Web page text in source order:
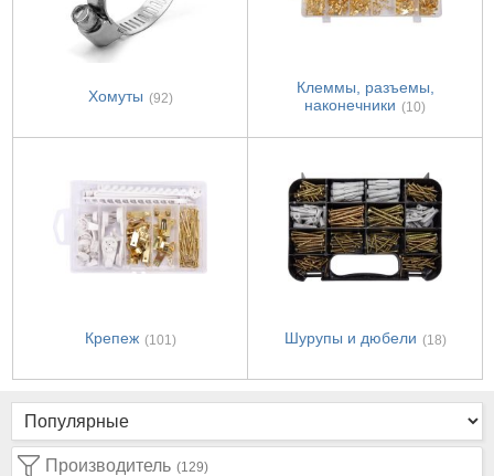
Хомуты (92)
Клеммы, разъемы,
наконечники (10)
Крепеж (101) Шурупы и дюбели (18)
Производитель (129)